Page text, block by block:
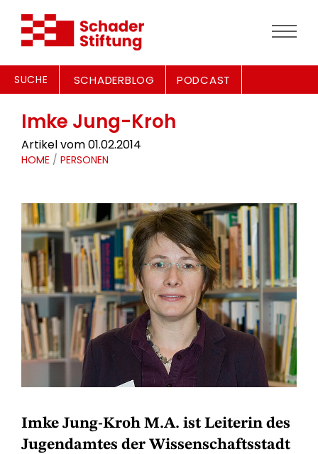
SUCHE SCHADERBLOG PODCAST
Imke Jung-Kroh
Artikel vom 01.02.2014
HOME / PERSONEN
Imke Jung-Kroh M.A. ist Leiterin des
Jugendamtes der Wissenschaftsstadt